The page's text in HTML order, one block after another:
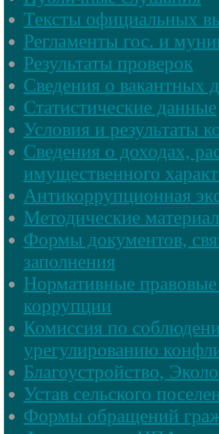
Тексты официальных
Регламенты гос. и
Результаты проверок
Сведения о вакантных
Статистические данные
Условия и результаты
Сведения о доходах,
имущественного
Антикоррупционная
Методические
Формы документов,
заполнения
Нормативные
коррупции
Комиссия по
урегулированию
Благоустройство,
Устав сельского
Формы обращений